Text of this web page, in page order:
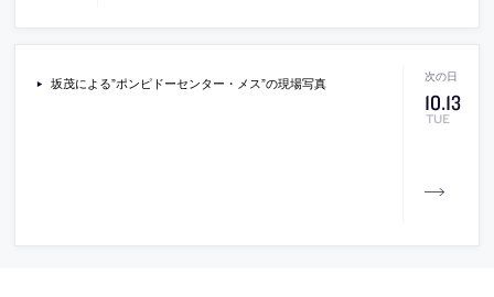
10.13
TUE
坂茂による”ポンピドーセンター・メス”の現場写真